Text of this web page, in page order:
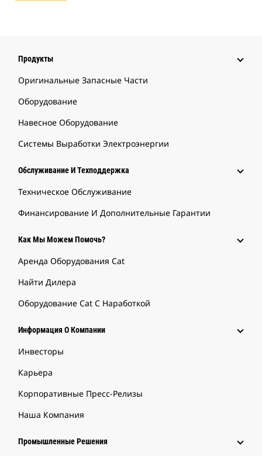
Продукты
Оригинальные Запасные Части
Оборудование
Навесное Оборудование
Системы Выработки Электроэнергии
Обслуживание И Техподдержка
Техническое Обслуживание
Финансирование И Дополнительные Гарантии
Как Мы Можем Помочь?
Аренда Оборудования Cat
Найти Дилера
Оборудование Cat С Наработкой
Информация О Компании
Инвесторы
Карьера
Корпоративные Пресс-Релизы
Наша Компания
Промышленные Решения